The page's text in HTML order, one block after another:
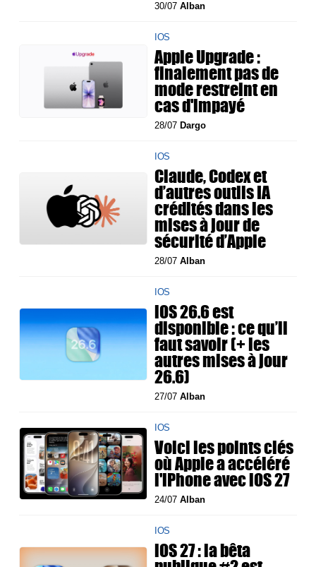
30/07Alban
IOS
Apple Upgrade :
finalement pas de
mode restreint en
cas d'impayé
28/07 Dargo
IOS
Claude, Codex et
d’autres outils IA
crédités dans les
mises à jour de
sécurité d’Apple
28/07Alban
IOS
iOS 26.6 est
disponible : ce qu’il
faut savoir (+ les
autres mises à jour
26.6)
27/07Alban
IOS
Voici les points clés
où Apple a accéléré
l'iPhone avec iOS 27
24/07Alban
IOS
iOS 27 : la bêta